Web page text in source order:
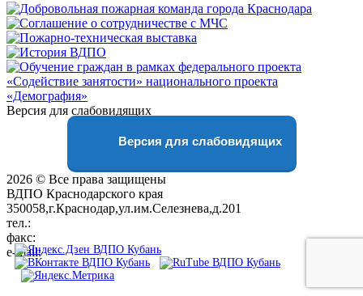
Версия для слабовидящих
Версия для слабовидящих
2026 © Все права защищены
ВДПО Краснодарского края
350058,г.Краснодар,ул.им.Селезнева,д.201
тел.:
факс:
e-mail:01@vdpokuban.ru